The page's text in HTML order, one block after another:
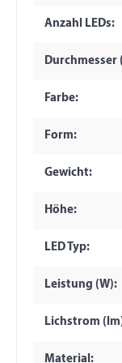
Anzahl LEDs:
Durchmesser
Farbe:
Form:
Gewicht:
Höhe:
LED Typ:
Leistung (W):
Lichstrom
Material: